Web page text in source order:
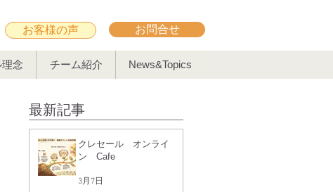
お客様の声 お問合せ
念 チーム紹介 News&Topics
最新記事
クレセール オンライ
ン Cafe
3月7日